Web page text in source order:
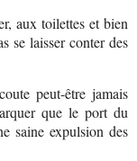
aux toilettes et bien
se laisser conter des
peut-être jamais
que le port du
saine expulsion des